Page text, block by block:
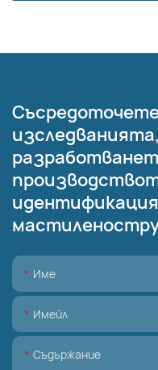
Съсредоточете
изследванията,
Име
Имейл
Съдържание